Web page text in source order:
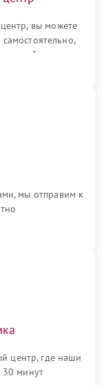
вы можете
на сайте
мы отправим к
центр, где наши
30 минут